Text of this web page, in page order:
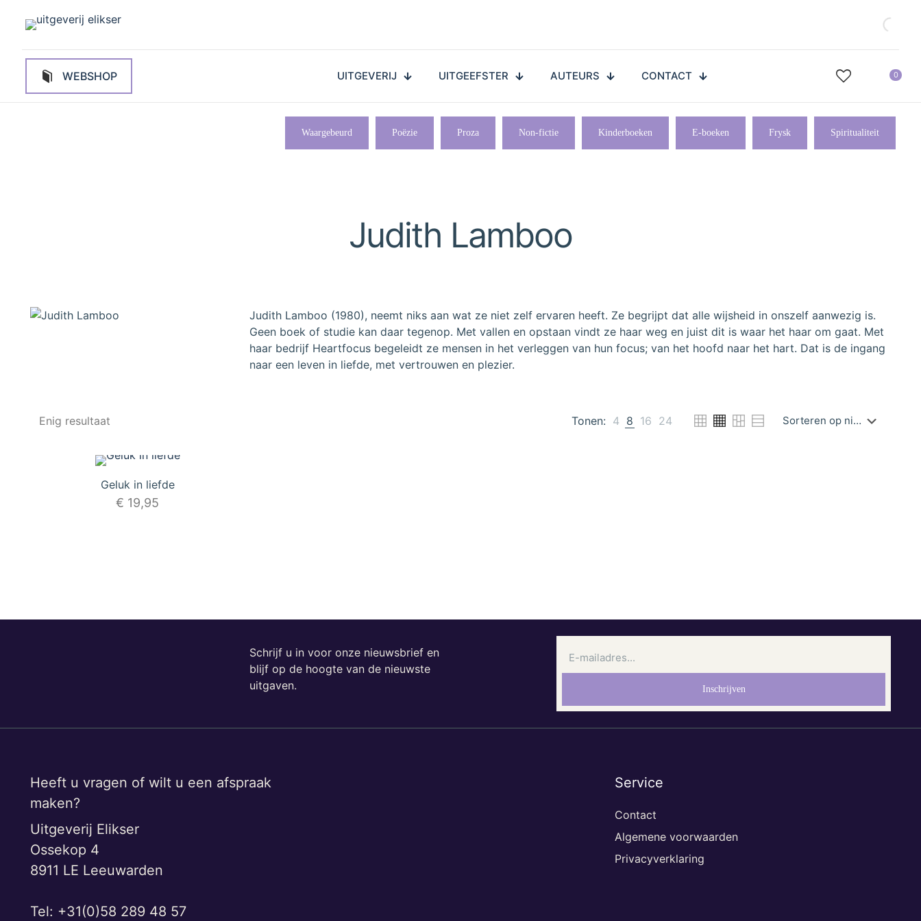
WEBSHOP UITGEVERIJ UITGEEFSTER AUTEURS CONTACT 0
Waargebeurd Poëzie Proza Non-fictie Kinderboeken E-boeken Frysk Spiritualiteit
Judith Lamboo
Judith Lamboo (1980), neemt niks aan wat ze niet zelf ervaren heeft. Ze begrijpt dat alle wijsheid in onszelf aanwezig is.
Geen boek of studie kan daar tegenop. Met vallen en opstaan vindt ze haar weg en juist dit is waar het haar om gaat. Met
haar bedrijf Heartfocus begeleidt ze mensen in het verleggen van hun focus; van het hoofd naar het hart. Dat is de ingang
naar een leven in liefde, met vertrouwen en plezier.
Enig resultaat Tonen: 4 8 16 24
Geluk in liefde
€ 19,95
Schrijf u in voor onze nieuwsbrief en
blijf op de hoogte van de nieuwste
uitgaven.
Heeft u vragen of wilt u een afspraak
maken?
Uitgeverij Elikser
Ossekop 4
8911 LE Leeuwarden
Tel: +31(0)58 289 48 57
Service
Contact
Algemene voorwaarden
Privacyverklaring